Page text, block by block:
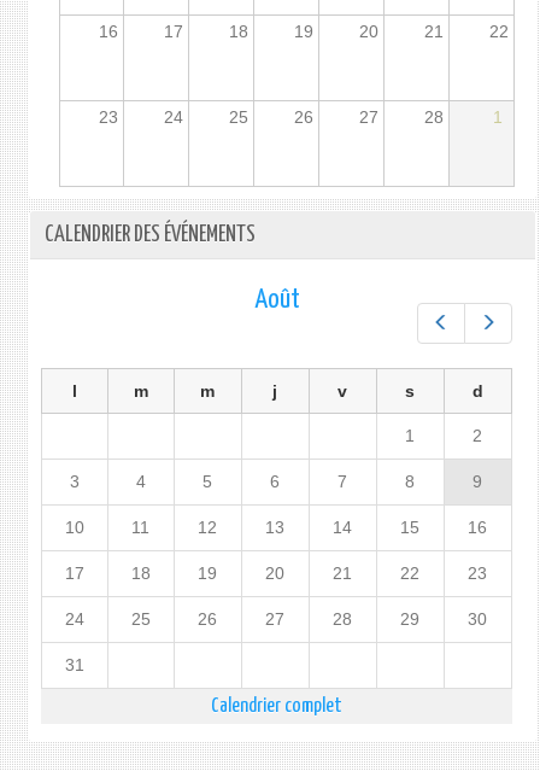
16 17 18 19 20 21 22
23 24 25 26 27 28 1
CALENDRIER DES ÉVÉNEMENTS
Préc.
Août
l m m j v s d
1 2
3 4 5 6 7 8 9
10 11 12 13 14 15 16
17 18 19 20 21 22 23
24 25 26 27 28 29 30
31
Calendrier complet